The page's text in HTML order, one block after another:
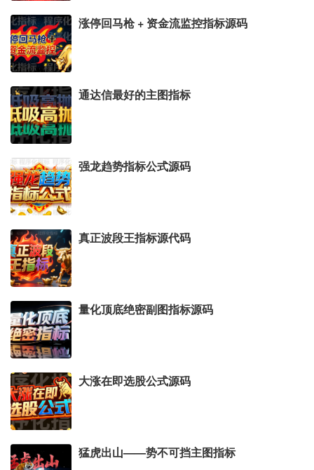
涨停回马枪 + 资金流监控指标源码
通达信最好的主图指标
强龙趋势指标公式源码
真正波段王指标源代码
量化顶底绝密副图指标源码
大涨在即选股公式源码
猛虎出山——势不可挡主图指标